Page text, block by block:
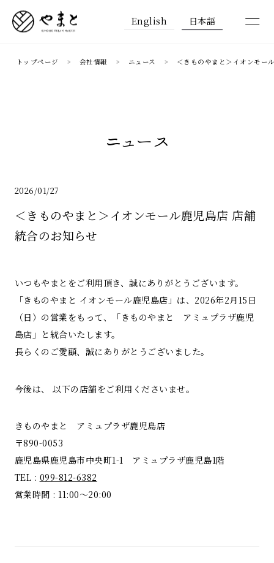
English 日本語
トップページ 会社情報 ニュース ＜きものやまと＞イオンモー
ニュース
2026/01/27
＜きものやまと＞イオンモール鹿児島店 店舗
統合のお知らせ
いつもやまとをご利用頂き、誠にありがとうございます。
「きものやまと イオンモール鹿児島店」は、2026年2月15日
（日）の営業をもって、「きものやまと アミュプラザ鹿児
島店」と統合いたします。
長らくのご愛顧、誠にありがとうございました。
今後は、 以下の店舗をご利用くださいませ。
きものやまと アミュプラザ鹿児島店
〒890-0053
鹿児島県鹿児島市中央町1-1 アミュプラザ鹿児島1階
TEL : 099-812-6382
営業時間 : 11:00～20:00